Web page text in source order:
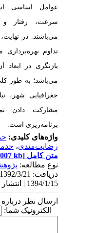
عوامل اساسی
سرعت، رفتار و
می‌باشند. در
تداوم بهره‌برداری
بازنگری در
می‌باشد؛ به طور
جغرافیایی شهر،
مشارکت دادن
برنامه‌ریزی است.
واژه‌های کلیدی:
رضایت‌مندی،
متن کامل[PDF 1007 kb]
نوع مطالعه:
1394/1/15 | انتشار الکترونیک: 1394/1/15
ارسال نظر درباره
الکترونیک شما: